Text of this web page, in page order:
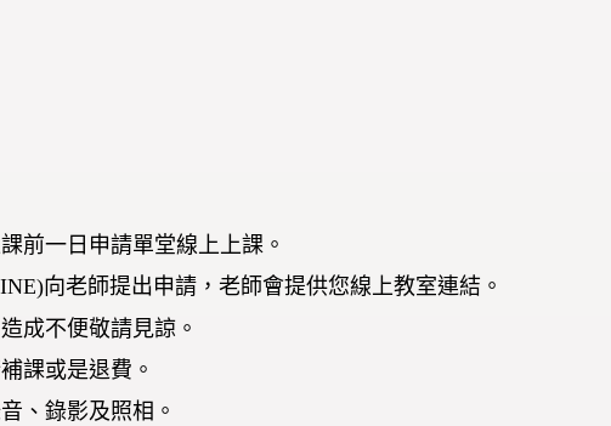
前一日申請單堂線上上課。
向老師提出申請，老師會提供您線上教室連結。
成不便敬請見諒。
課或是退費。
、錄影及照相。